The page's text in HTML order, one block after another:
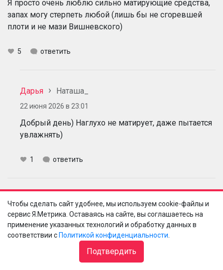
Я просто очень люблю сильно матирующие средства,
запах могу стерпеть любой (лишь бы не сгоревшей
плоти и не мази Вишневского)
5 ответить
Дарья Наташа_
22 июня 2026 в 23:01
Добрый день) Наглухо не матирует, даже пытается
увлажнять)
1 ответить
23 июня 2026 в 11:18
Проверьте, пожалуйста, свою информацию и
владение материалами по продукту бренда DTMS.
Аминокислоты и ранее были в формуле, сегодня в нее
добавлен набирающий популярность актив - пептид
Чтобы сделать сайт удобнее, мы используем cookie-файлы и
сервис Я.Метрика. Оставаясь на сайте, вы соглашаетесь на
применение указанных технологий и обработку данных в
соответствии с Политикой конфиденциальности
Подтвердить